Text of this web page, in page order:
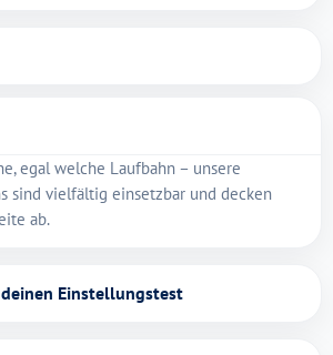
egal welche Laufbahn – unsere
sind vielfältig einsetzbar und decken
ab.
Einstellungstest